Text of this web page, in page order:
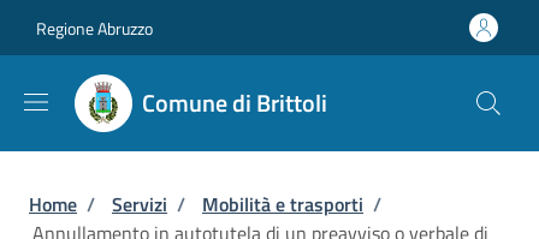
Regione Abruzzo
Comune di Brittoli
Briciole di pane
Home / Servizi / Mobilità e trasporti /
Annullamento in autotutela di un preavviso o verbale di